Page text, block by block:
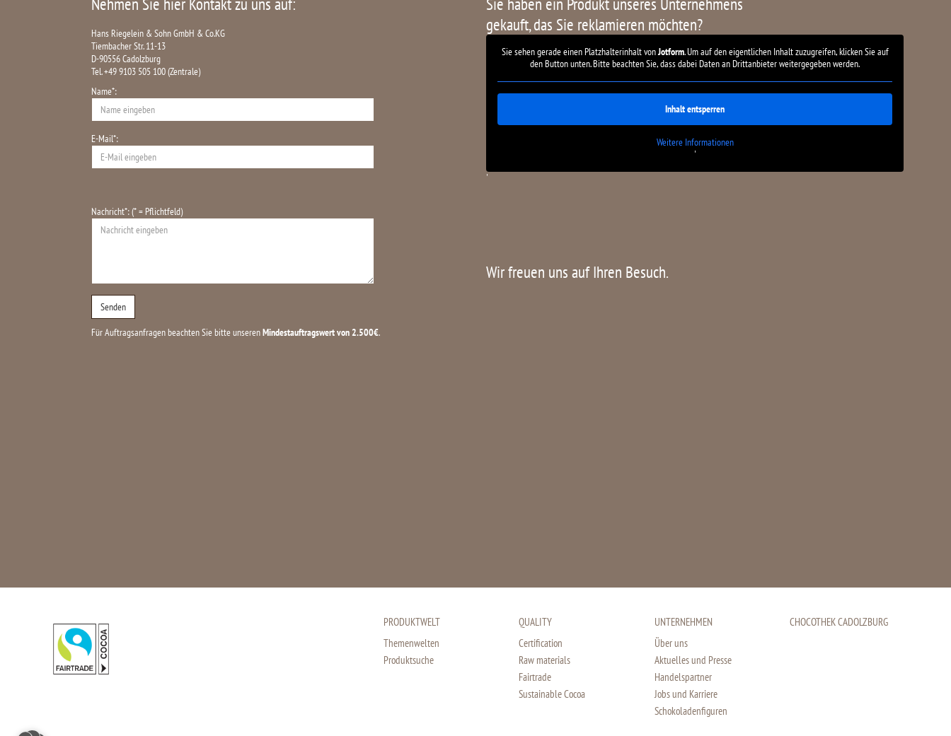
Hans Riegelein & Sohn GmbH & Co.KG
Tiembacher Str. 11-13
D-90556 Cadolzburg
Tel. +49 9103 505 100 (Zentrale)
Name*:
E-Mail*:
Nachricht*: (* = Pflichtfeld)
Für Auftragsanfragen beachten Sie bitte unserenMindestauftragswert von 2.500€.
gekauft, das Sie reklamieren möchten?
Sie sehen gerade einen Platzhalterinhalt vonJotform. Um auf den eigentlichen Inhalt zuzugreifen, klicken Sie auf
den Button unten. Bitte beachten Sie, dass dabei Daten an Drittanbieter weitergegeben werden.
Inhalt entsperren
Weitere Informationen
'
'
Wir freuen uns auf Ihren Besuch.
PRODUKTWELT
Themenwelten
Produktsuche
QUALITY
Certification
Raw materials
Fairtrade
Sustainable Cocoa
UNTERNEHMEN
Über uns
Aktuelles und Presse
Handelspartner
Jobs und Karriere
Schokoladenfiguren
CHOCOTHEK CADOLZBURG